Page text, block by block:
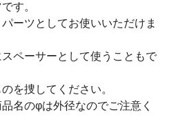
す。
ーツとしてお使いいただけま
ペーサーとして使うこともで
を捜してください。
名のφは外径なのでご注意く